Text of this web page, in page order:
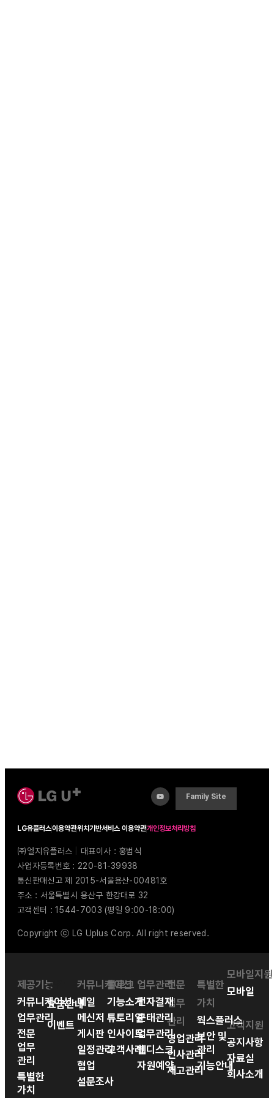
Family Site
LG유플러스이용약관위치기반서비스 이용약관개인정보처리방침
㈜엘지유플러스
대표이사 : 홍범식
사업자등록번호 : 220-81-39938
통신판매신고 제 2015-서울용산-00481호
주소 : 서울특별시 용산구 한강대로 32
고객센터 : 1544-7003 (평일 9:00-18:00)
Copyright ⓒ LG Uplus Corp. All right reserved.
제공기능
커뮤니케이션
업무관리
전문
업무
관리
특별한
가치
공간
요금안내
이벤트
커뮤니케이션
메일
메신저
게시판
일정관리
협업
설문조사
블로그
기능소개
튜토리얼
인사이트
고객사례
업무관리
전자결재
근태관리
업무관리
웹디스크
자원예약
전문
업무
관리
영업관리
인사관리
재고관리
특별한
가치
웍스플러스
보안 및
관리
기능안내
모바일지원
모바일
고객지원
공지사항
자료실
회사소개